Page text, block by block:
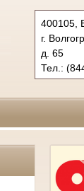
400105,
г.
д. 65
Тел.:
27-38-38
28-25-99